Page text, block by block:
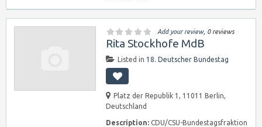
Add your review, 0 reviews
Rita Stockhofe MdB
Listed in 18. Deutscher Bundestag
Platz der Republik 1, 11011 Berlin,
Deutschland
Description: CDU/CSU-Bundestagsfraktion